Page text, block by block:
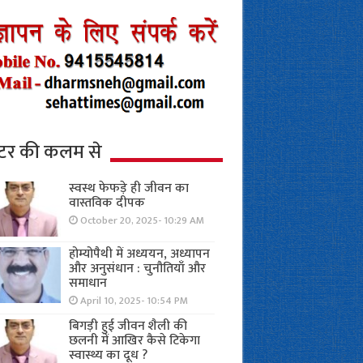
की कलम से
स्वस्थ फेफड़े ही जीवन का
वास्तविक दीपक
October 20, 2025- 10:29 AM
होम्योपैथी में अध्ययन, अध्यापन
और अनुसंधान : चुनौतियाँ और
समाधान
April 10, 2025- 10:54 PM
बिगड़ी हुई जीवन शैली की
छलनी में आखिर कैसे टिकेगा
स्वास्थ्य का दूध ?